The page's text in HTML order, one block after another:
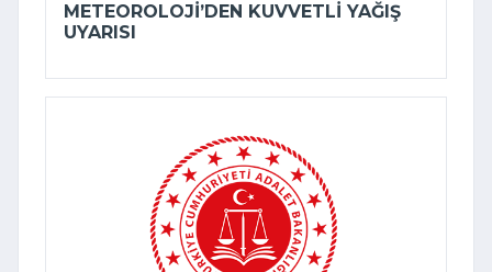
METEOROLOJI’DEN KUVVETLI YAĞIŞ
UYARISI